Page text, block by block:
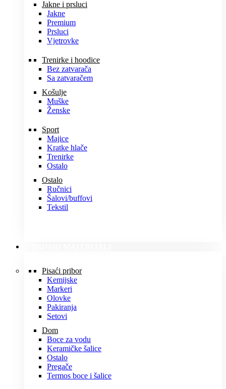
Jakne i prsluci
Jakne
Premium
Prsluci
Vjetrovke
Trenirke i hoodice
Bez zatvarača
Sa zatvaračem
Košulje
Muške
Ženske
Sport
Majice
Kratke hlače
Trenirke
Ostalo
Ostalo
Ručnici
Šalovi/buffovi
Tekstil
Pisaći pribor
Kemijske
Markeri
Olovke
Pakiranja
Setovi
Dom
Boce za vodu
Keramičke šalice
Ostalo
Pregače
Termos boce i šalice